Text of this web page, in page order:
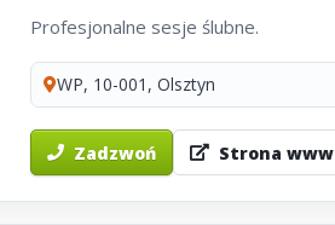
Profesjonalne sesje ślubne.
WP, 10-001, Olsztyn
Zadzwoń Strona www